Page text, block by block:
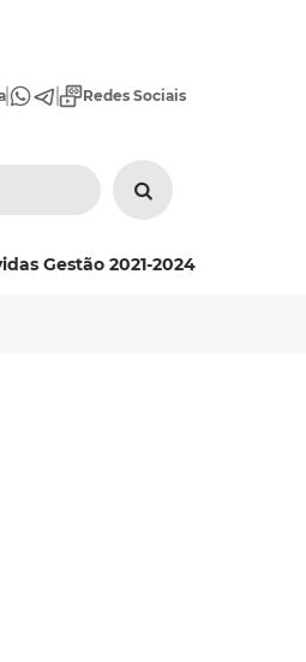
Redes Sociais
Gestão 2021-2024